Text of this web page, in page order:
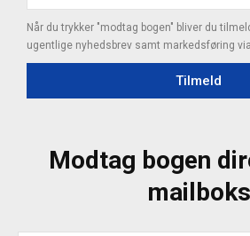
Når du trykker "modtag bogen" bliver du
ugentlige nyhedsbrev samt markedsføring
Tilmeld
Modtag bogen
mailboks